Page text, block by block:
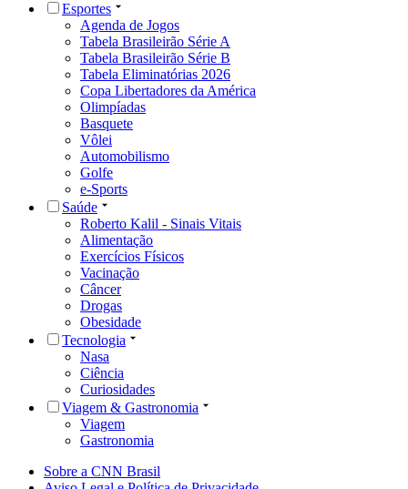
Esportes
Agenda de Jogos
Tabela Brasileirão Série A
Tabela Brasileirão Série B
Tabela Eliminatórias 2026
Copa Libertadores da América
Olimpíadas
Basquete
Vôlei
Automobilismo
Golfe
e-Sports
Saúde
Roberto Kalil - Sinais Vitais
Alimentação
Exercícios Físicos
Vacinação
Câncer
Drogas
Obesidade
Tecnologia
Nasa
Ciência
Curiosidades
Viagem & Gastronomia
Viagem
Gastronomia
Sobre a CNN Brasil